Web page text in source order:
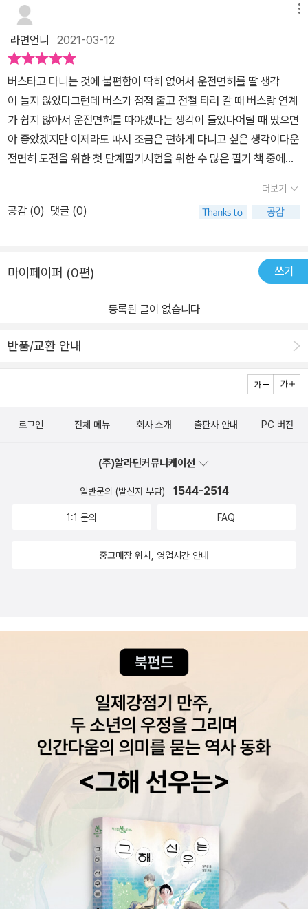
요아이가 대입 치르고 나면 바로 면허 딴다는데 집에 두면 큰 자극제
가 되어줄듯 하네요본 서평은 네이버까페 리뷰어스를 통해 출판사로
부터 책을 제공받아 썼습니다
~13)에요.이 부분에는 면허를 취득하는 절차부터 시험을 볼 수 있는
자격대상과 면허종별 구분 등을 알려주고 있어요.PART3. 문장형(p
26~)이에요.이 부분부터 본격적으로 시험에 출제되는 기출문제들을
만나볼 수 있어요.정답만 쏙쏙 한눈에 들어오도록 빨간색으로 표시되
어 있답니다.​ ' 2021 이기적 운전면허 문제은행 1,2종 공통'이라는 책
은 운전면허를 따는 데 필요해서 읽게 되었다. 운전면허를 딸 수 있는
나이가 된 지는 좀 지났지만 운전을 하게 될 것이라는 계획이 없었다.
그래서 운전면허가 굳이 필요하지 않다는 생각에 면허를 따지 않고
있었다. 하지만 최근 들어 꼭 운전을 하지 않더라고 운전면허 하나쯤
은 있으면 좋지 않을까라는 생각이 들어 이 수험서를 읽게 되었다. 운
전면허를 따게 될 것이라는 생각을 하고 있지 않아 아무것도 모르는
에도 어려움이 없도록 쉽게 정리되어 있었다. 운전면허를 취득하는
절차부터 설명해 주어 초심자가 보기에 너무 좋았다. 책의 파트1과 2
본격적으로 시험에 출제되는 문제들을 만날 볼 수 있다. 파트 3에서
출제되는 문제들은 도로교통공단이 제공한 문제로 정답에만 빨간색
음가짐으로 옳은 것과 같은 기초적인 문제부터 조금 난이도가 있는
문제까지 다양한 문제가 수록되어 있었다. 또한 사진형, 일러스트형
개로 출판사로부터 책을 제공받아 주관적으로 작성한 글입니다.
라면언니 2021-03-12
버스타고 다니는 것에 불편함이 딱히 없어서 운전면허를 딸 생각
이 들지 않았다그런데 버스가 점점 줄고 전철 타러 갈 때 버스랑 연계
가 쉽지 않아서 운전면허를 따야겠다는 생각이 들었다어릴 때 땄으면
야 좋았겠지만 이제라도 따서 조금은 편하게 다니고 싶은 생각이다운
전면허 도전을 위한 첫 단계필기시험을 위한 수 많은 필기 책 중에내
전면허 문제은행 1종2종 공통이다책 첫장에 휴대하기 편하고 눈
에 확 띄는 도로안내표지판과 교통안전표지판이 양면에 있다버스타
고 걸어다닐때 자주 접했던 표지판들이나운전면허를 따기 위해 202
랐던 이런것도 있었구나 싶은 표지판들이 있었다.표지판들을 익혀주
로, 고속도로, 중앙선, 차선, 자전거도로와 자전거횡단도, 보도, 길가
되는 것들등 숙지하고 있어야 문제를 푸는데 좀 더 눈에 익혀지기
데 우선 문장형을 읽어준다마음에 드는 건 정답 부분이 색칠이 되
가 헷갈리는 것이나 무슨 용어인지 알 수 없는 건 중간중간 메모를 하
시 안하고 외우기 좋았다그리고 문제마다 해설이 있어서 무슨 말인거
지?하는 것들은 왜 답이 이건지! 알려주는게 한눈에 쏙쏙 들어온다4
리는 것들이 왜 이리 많은 건지...혼선을 줄이기 위해서 핵심적인 용어
을 꼼꼼히 하기 위해 기출문제집을 풀고 또 풀어준다동영상형은 큐알
차에 대한 전반적인 지식을 배우기 보다는기본적인 ?도로교통법 안
전 양보를 배운다는 생각이 든다시험시 랜덤으로 나올텐데 내가 풀어
보고 외우는 문제들로 나오기를 기대해본다.#운전면허 #2021이기
적운전면허문제은행1종2종공통출판사로부터 도서를 제공받아 작성
한 리뷰입니다
더보기
공감 (0) 댓글 (0)
마이페이퍼 (0편) 쓰기
등록된 글이 없습니다
반품/교환 안내
로그인 전체 메뉴 회사 소개 출판사 안내 PC 버전
(주)알라딘커뮤니케이션
일반문의 (발신자 부담) 1544-2514
1:1 문의 FAQ
중고매장 위치, 영업시간 안내